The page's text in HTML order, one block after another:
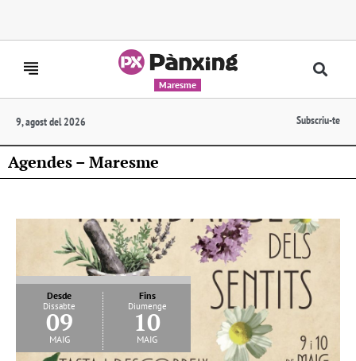
Maresme
9, agost del 2026 Subscriu-te
Agendes – Maresme
Desde
Dissabte
09
maig
Fins
Diumenge
10
maig